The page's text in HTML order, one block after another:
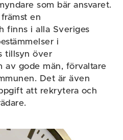
som bär ansvaret.
en
finns i alla Sveriges
i
tillsyn över
av gode män, förvaltare
Det är även
att rekrytera och